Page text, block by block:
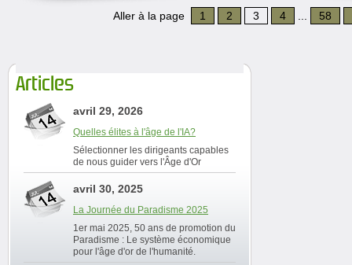
Aller à la page 1 2 3 4 58
Articles
avril 29, 2026
Quelles élites à l'âge de l'IA?
Sélectionner les dirigeants capables
de nous guider vers l'Âge d'Or
avril 30, 2025
La Journée du Paradisme 2025
1er mai 2025, 50 ans de promotion du
Paradisme : Le système économique
pour l'âge d'or de l'humanité.